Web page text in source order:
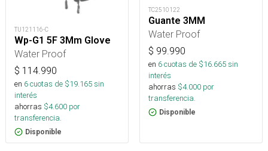
TU121116-C
Wp-G1 5F 3Mm Glove
Water Proof
$ 114.990
en 6cuotas de $19.165sin
interés
ahorras $4.600 por
transferencia.
Disponible
TC2510122
Guante 3MM
Water Proof
$ 99.990
en 6cuotas de $16.665sin
interés
ahorras $4.000 por
transferencia.
Disponible